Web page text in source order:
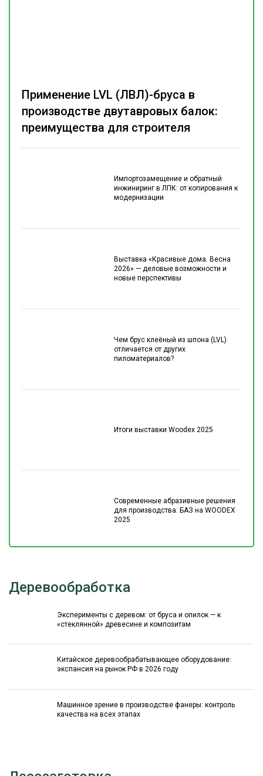
Импортозамещение и обратный
инжиниринг в ЛПК: от копирования к
модернизации
Выставка «Красивые дома. Весна
2026» — деловые возможности и
новые перспективы
Чем брус клеёный из шпона (LVL)
отличается от других
пиломатериалов?
Итоги выставки Woodex 2025
Современные абразивные решения
для производства: БАЗ на WOODEX
2025
Применение LVL (ЛВЛ)-бруса в
производстве двутавровых балок:
преимущества для строителя
Деревообработка
Эксперименты с деревом: от бруса и опилок — к
«стеклянной» древесине и композитам
Китайское деревообрабатывающее оборудование:
экспансия на рынок РФ в 2026 году
Машинное зрение в производстве фанеры: контроль
качества на всех этапах